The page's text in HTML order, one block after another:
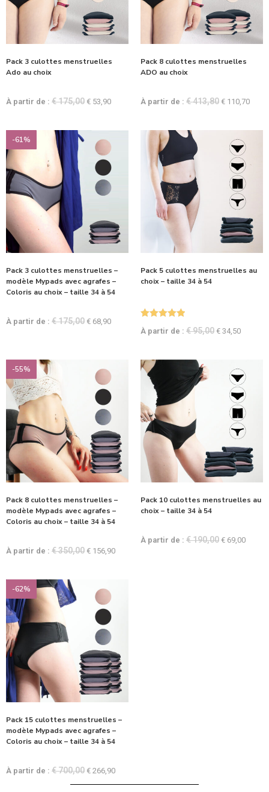
Pack 3 culottes menstruelles
Ado au choix
À partir de : €175,00 € 53,90
Pack 8 culottes menstruelles
ADO au choix
À partir de : €413,80 € 110,70
-61%
Pack 3 culottes menstruelles –
modèle Mypads avec agrafes –
Coloris au choix – taille 34 à 54
À partir de : €175,00 € 68,90
Pack 5 culottes menstruelles au
choix – taille 34 à 54
sur 5
À partir de : €95,00 € 34,50
-55%
Pack 8 culottes menstruelles –
modèle Mypads avec agrafes –
Coloris au choix – taille 34 à 54
À partir de : €350,00 € 156,90
Pack 10 culottes menstruelles au
choix – taille 34 à 54
À partir de : €190,00 € 69,00
-62%
Pack 15 culottes menstruelles –
modèle Mypads avec agrafes –
Coloris au choix – taille 34 à 54
À partir de : €700,00 € 266,90